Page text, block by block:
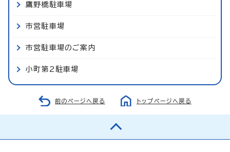
鷹野橋駐車場
市営駐車場
市営駐車場のご案内
小町第2駐車場
前のページへ戻る トップページへ戻る